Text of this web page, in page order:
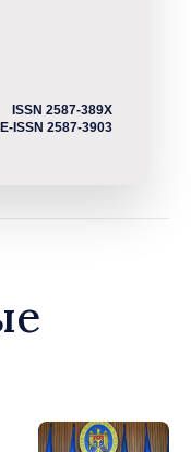
ISSN 2587-389X
E-ISSN 2587-3903